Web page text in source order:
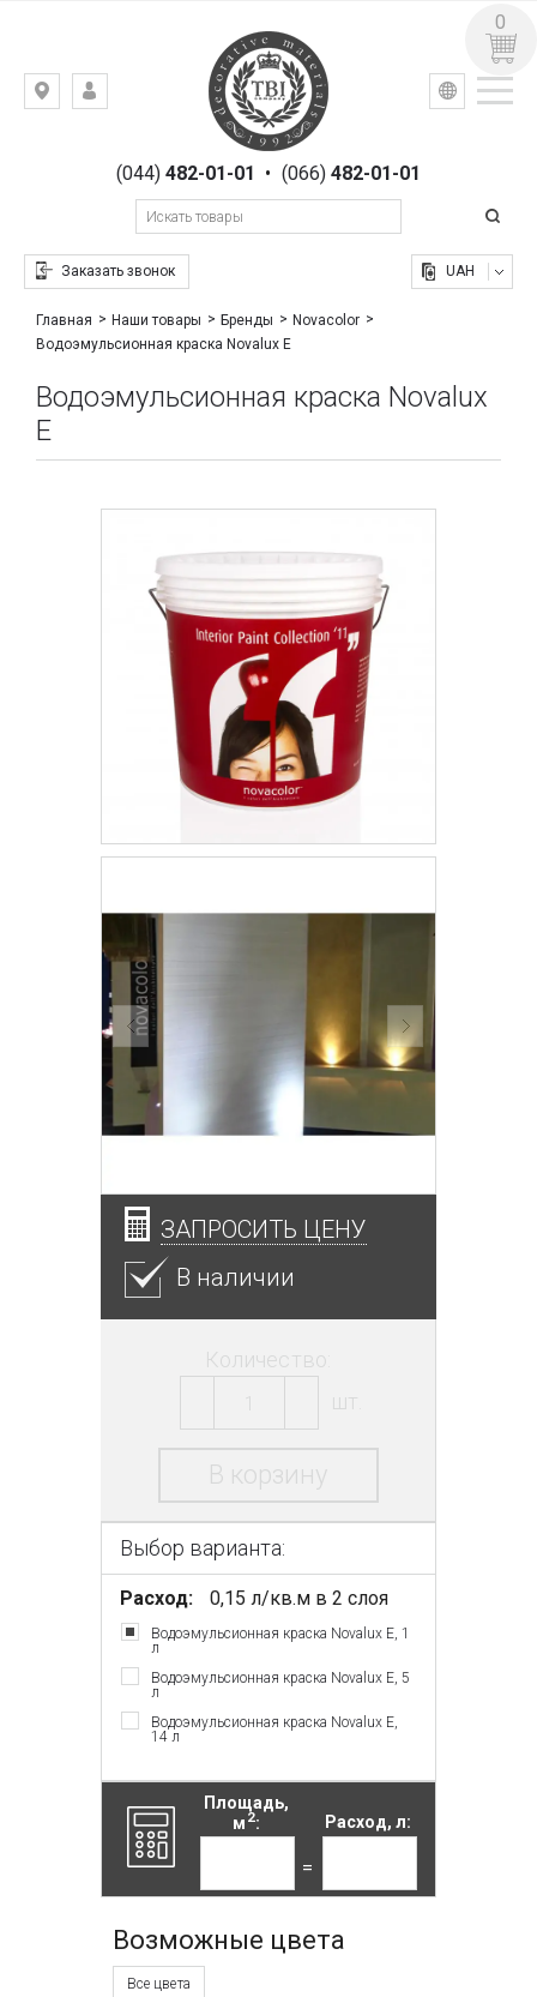
Киев,
Гоголевская,(044)482-01-01 • (066) 482-01-01
Заказать звонок
УКР РУС
UAH
0
Главная Наши товары Бренды
Novacolor
Водоэмульсионная краска Novalux E
Водоэмульсионная краска Novalux
E
ЗАПРОСИТЬ ЦЕНУ
В наличии
Количество:
шт.
В корзину
Выбор варианта:
Расход: 0,15 л/кв.м в 2 слоя
Водоэмульсионная краска Novalux E, 1
л
Водоэмульсионная краска Novalux E, 5
л
Водоэмульсионная краска Novalux E,
14 л
Площадь,
м 2:
=
Расход, л:
Возможные цвета
Все цвета